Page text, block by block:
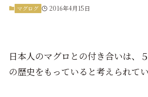
マグログ 2016年4月15日
日本人のマグロとの付き合いは、
の歴史をもっていると考えられてい